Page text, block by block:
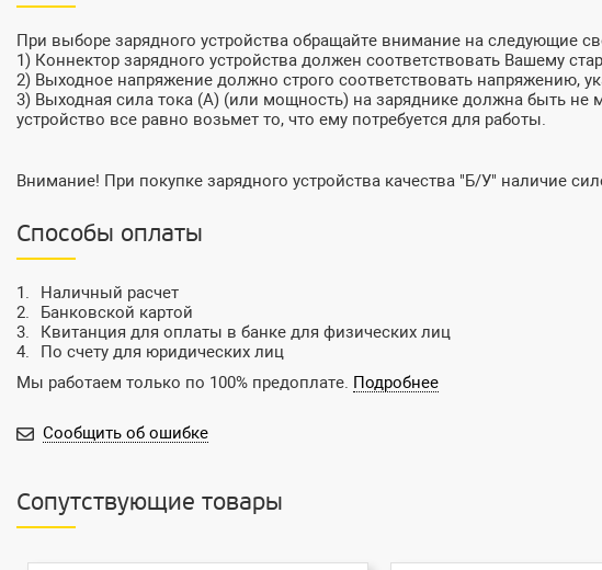
При выборе зарядного устройства обращайте внимание на следующие
1) Коннектор зарядного устройства должен соответствовать Вашему
2) Выходное напряжение должно строго соответствовать напряжению,
3) Выходная сила тока (А) (или мощность) на заряднике должна быть не
устройство все равно возьмет то, что ему потребуется для работы.
Внимание! При покупке зарядного устройства качества "Б/У" наличие
Способы оплаты
Наличный расчет
Банковской картой
Квитанция для оплаты в банке для физических лиц
По счету для юридических лиц
Мы работаем только по 100% предоплате. Подробнее
Сообщить об ошибке
Сопутствующие товары